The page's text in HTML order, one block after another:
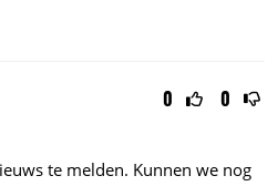
0 0
te melden. Kunnen we nog